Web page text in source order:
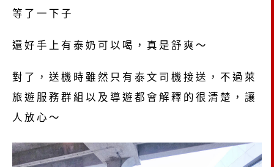
等了一下子
還好手上有泰奶可以喝，真是舒爽～
對了，送機時雖然只有泰文司機接送，不過萊
旅遊服務群組以及導遊都會解釋的很清楚，讓
人放心～